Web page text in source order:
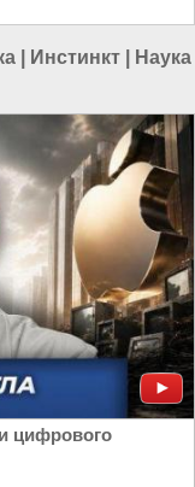
Инстинкт
Наука
цифрового